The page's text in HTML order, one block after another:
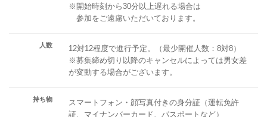
※開始時刻から30分以上遅れる場合は
参加をご遠慮いただいております。
人数
12対12程度で進行予定。（最少開催人数：8対8）
※募集締め切り以降のキャンセルによっては男女差
が変動する場合がございます。
持ち物
スマートフォン・顔写真付きの身分証（運転免許
証、マイナンバーカード、パスポートなど）